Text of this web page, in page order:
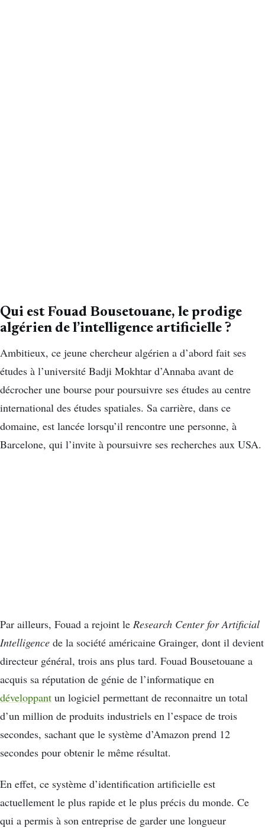
Qui est Fouad Bousetouane, le prodige
algérien de l’intelligence artificielle ?
Ambitieux, ce jeune chercheur algérien a d’abord fait ses
études à l’université Badji Mokhtar d’Annaba avant de
décrocher une bourse pour poursuivre ses études au centre
international des études spatiales. Sa carrière, dans ce
domaine, est lancée lorsqu’il rencontre une personne, à
Barcelone, qui l’invite à poursuivre ses recherches aux USA.
Par ailleurs, Fouad a rejoint le Research Center for Artificial
Intelligence de la société américaine Grainger, dont il devient
directeur général, trois ans plus tard. Fouad Bousetouane a
acquis sa réputation de génie de l’informatique en
développant un logiciel permettant de reconnaitre un total
d’un million de produits industriels en l’espace de trois
secondes, sachant que le système d’Amazon prend 12
secondes pour obtenir le même résultat.
En effet, ce système d’identification artificielle est
actuellement le plus rapide et le plus précis du monde. Ce
qui a permis à son entreprise de garder une longueur